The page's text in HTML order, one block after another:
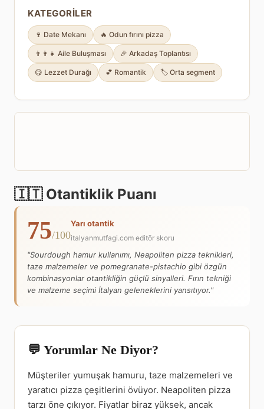
KATEGORILER
🍷 Date Mekanı 🔥 Odun fırını pizza
👨‍👩‍👧 Aile Buluşması 🎉 Arkadaş Toplantısı
😋 Lezzet Durağı 💕 Romantik 🏷️ Orta segment
🇮🇹 Otantiklik Puanı
75/100
Yarı otantik
italyanmutfagi.com editör skoru
"Sourdough hamur kullanımı, Neapoliten pizza teknikleri,
taze malzemeler ve pomegranate-pistachio gibi özgün
kombinasyonlar otantikliğin güçlü sinyalleri. Fırın tekniği
ve malzeme seçimi İtalyan geleneklerini yansıtıyor."
💬 Yorumlar Ne Diyor?
Müşteriler yumuşak hamuru, taze malzemeleri ve
yaratıcı pizza çeşitlerini övüyor. Neapoliten pizza
tarzı öne çıkıyor. Fiyatlar biraz yüksek, ancak